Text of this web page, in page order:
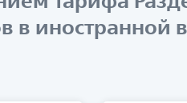
в иностранной